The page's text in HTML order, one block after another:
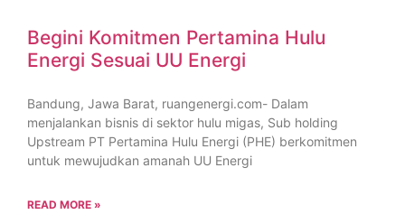
Begini Komitmen Pertamina Hulu
Energi Sesuai UU Energi
Bandung, Jawa Barat, ruangenergi.com- Dalam
menjalankan bisnis di sektor hulu migas, Sub holding
Upstream PT Pertamina Hulu Energi (PHE) berkomitmen
untuk mewujudkan amanah UU Energi
READ MORE »